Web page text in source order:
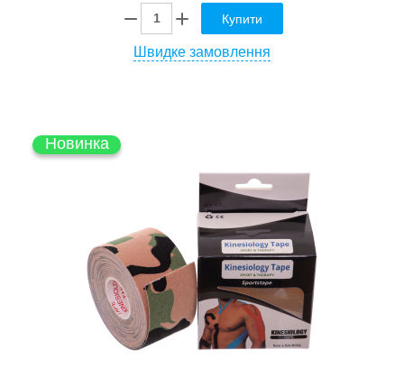
Купити
Швидке замовлення
Новинка